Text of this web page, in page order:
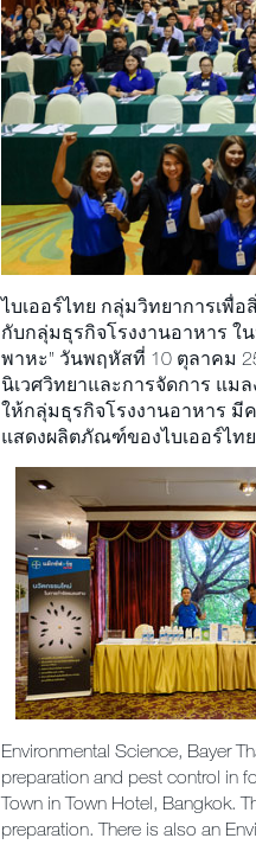
ไบเออร์ไทย กลุ่มวิทยาการเพื่อ
กับกลุ่มธุรกิจโรงงานอาหาร ใ
พาหะ” วันพฤหัสที่ 10 ตุลาคม
นิเวศวิทยาและการจัดการ แม
ให้กลุ่มธุรกิจโรงงานอาหาร มี
แสดงผลิตภัณฑ์ของไบเออร์ไท
Environmental Science, Bayer
preparation and pest control in
Town in Town Hotel, Bangkok.
preparation. There is also an